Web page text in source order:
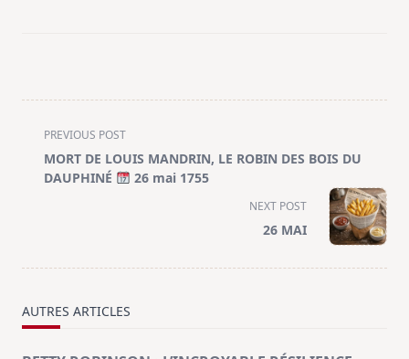
<span
class="nav-
subtitle
PREVIOUS POST
MORT DE LOUIS MANDRIN, LE ROBIN DES BOIS DU
DAUPHINÉ
26 mai 1755
NEXT POST
26 MAI
AUTRES ARTICLES